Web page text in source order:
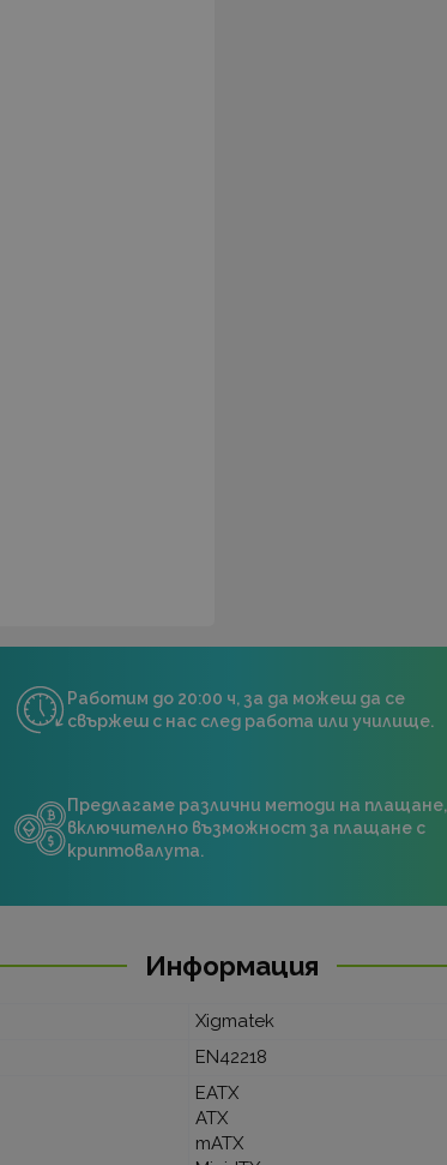
Работим до 20:00 ч, за да можеш да се
свържеш с нас след работа или училище.
Предлагаме различни методи на плащане,
включително възможност за плащане с
криптовалута.
Информация
Xigmatek
EN42218
EATX
ATX
mATX